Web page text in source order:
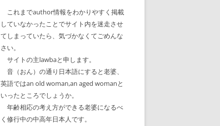
これまでauthor情報をわかりやすく掲載
していなかったことでサイト内を迷走させ
てしまっていたら、気づかなくてごめんな
さい。
サイトの主lawbaと申します。
音（おん）の通り日本語にすると老婆、
英語ではan old woman,an aged womanと
いったところでしょうか。
年齢相応の考え方ができる老婆になるべ
く修行中の中高年日本人です。